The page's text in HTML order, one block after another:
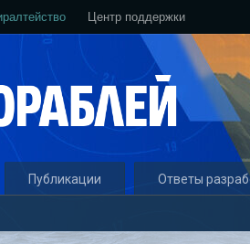
Центр поддержки
Публикации Ответы